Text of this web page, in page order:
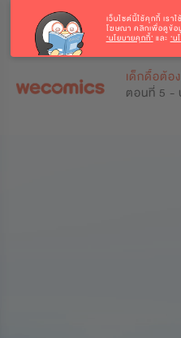
เด็กดื้อต้อ
ตอนที่ 5 -
เว็บไซต์นี้ใช้คุกกี้ เรา
โฆษณา คลิกเพื่อดูข้อ
‘นโยบายคุกกี้’ และ ‘